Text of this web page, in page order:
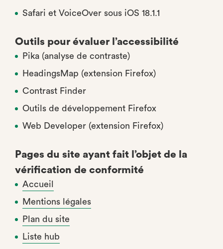
Safari et VoiceOver sous iOS 18.1.1
Outils pour évaluer l’accessibilité
Pika (analyse de contraste)
HeadingsMap (extension Firefox)
Contrast Finder
Outils de développement Firefox
Web Developer (extension Firefox)
Pages du site ayant fait l’objet de la
vérification de conformité
Accueil
Mentions légales
Plan du site
Liste hub